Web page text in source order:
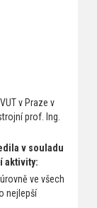
v Praze v
prof. Ing.
v souladu
aktivity:
ve všech
nejlepší